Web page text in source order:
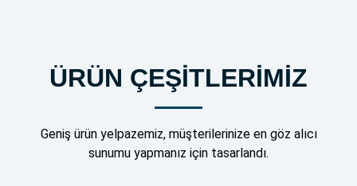
ÜRÜN ÇEŞİTLERİMİZ
Geniş ürün yelpazemiz, müşterilerinize en göz alıcı
sunumu yapmanız için tasarlandı.